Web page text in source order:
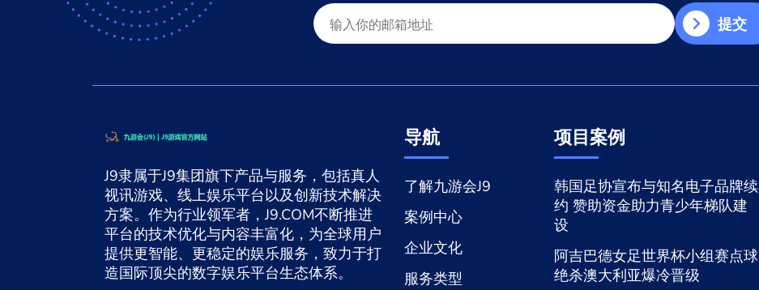
提交
J9隶属于J9集团旗下产品与服务，包括真人
视讯游戏、线上娱乐平台以及创新技术解决
方案。作为行业领军者，J9.COM不断推进
平台的技术优化与内容丰富化，为全球用户
提供更智能、更稳定的娱乐服务，致力于打
造国际顶尖的数字娱乐平台生态体系。
导航
了解九游会J9
案例中心
企业文化
服务类型
项目案例
韩国足协宣布与知名电子品牌续
约 赞助资金助力青少年梯队建
设
阿吉巴德女足世界杯小组赛点球
绝杀澳大利亚爆冷晋级